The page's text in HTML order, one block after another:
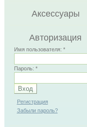
Аксессуары
Авторизация
Имя пользователя: *
Пароль: *
Регистрация
Забыли пароль?